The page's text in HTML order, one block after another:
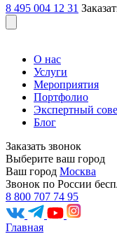
8 495 004 12 31
О нас
Услуги
Мероприятия
Портфолио
Экспертный
Блог
Заказать звонок
Выберите ваш город
Ваш город Москва
Звонок по России
8 800 707 74 95
Главная